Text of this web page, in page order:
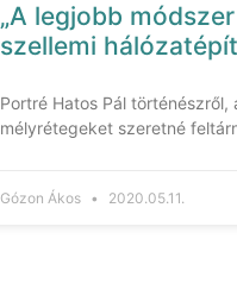
„A legjobb
szellemi
Portré Hatos Pál történészről,
mélyrétegeket szeretné
Gózon Ákos 2020.05.11.